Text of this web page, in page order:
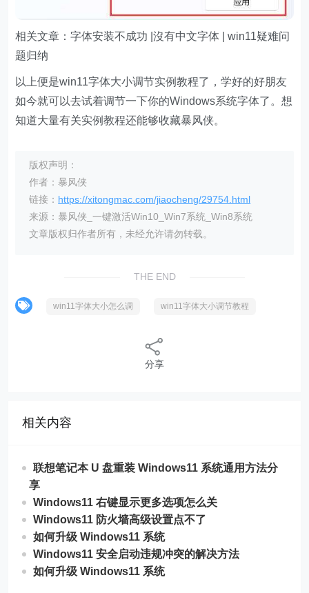
相关文章：字体安装不成功 |沒有中文字体 | win11疑难问
题归纳
以上便是win11字体大小调节实例教程了，学好的好朋友
如今就可以去试着调节一下你的Windows系统字体了。想
知道大量有关实例教程还能够收藏暴风侠。
版权声明：
作者：暴风侠
链接： https://xitongmac.com/jiaocheng/29754.html
来源：暴风侠_一键激活Win10_Win7系统_Win8系统
文章版权归作者所有，未经允许请勿转载。
THE END
win11字体大小怎么调 win11字体大小调节教程
分享
相关内容
联想笔记本 U 盘重装 Windows11 系统通用方法分
享
Windows11 右键显示更多选项怎么关
Windows11 防火墙高级设置点不了
如何升级 Windows11 系统
Windows11 安全启动违规冲突的解决方法
如何升级 Windows11 系统